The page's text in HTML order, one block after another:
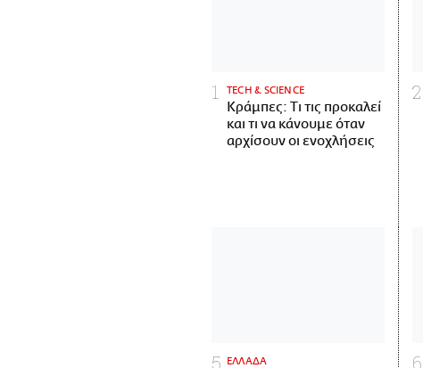
ΤECH & SCIENCE
Κράμπες: Τι τις προκαλεί
και τι να κάνουμε όταν
αρχίσουν οι ενοχλήσεις
ΕΛΛΑΔΑ